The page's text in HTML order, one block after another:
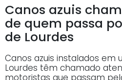
Canos azuis
de quem passa
de Lourdes
Canos azuis instalados em
Lourdes têm chamado
motoristas que passam